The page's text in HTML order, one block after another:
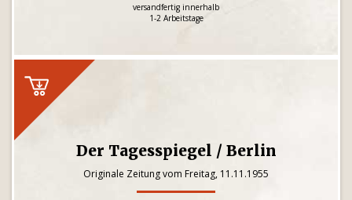
versandfertig innerhalb
1-2 Arbeitstage
Der Tagesspiegel / Berlin
Originale Zeitung vom Freitag, 11.11.1955